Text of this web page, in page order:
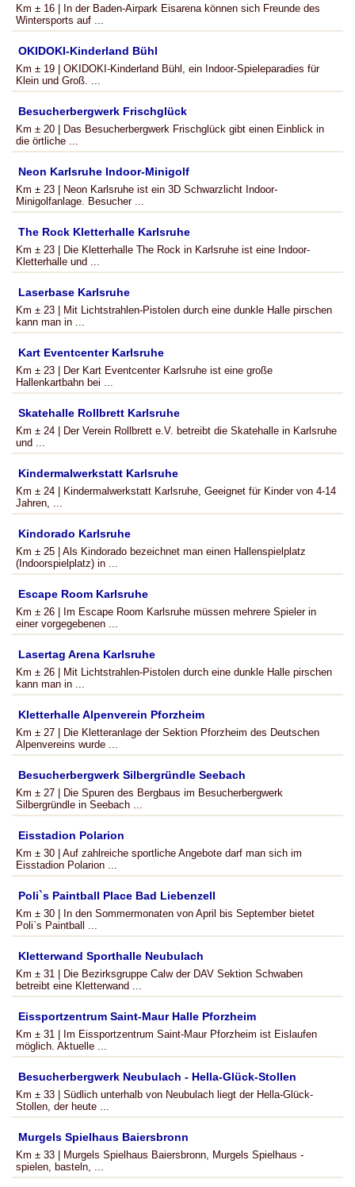
Km ± 16 | In der Baden-Airpark Eisarena können sich Freunde des
Wintersports auf ...
OKIDOKI-Kinderland Bühl
Km ± 19 | OKIDOKI-Kinderland Bühl, ein Indoor-Spieleparadies für
Klein und Groß. ...
Besucherbergwerk Frischglück
Km ± 20 | Das Besucherbergwerk Frischglück gibt einen Einblick in
die örtliche ...
Neon Karlsruhe Indoor-Minigolf
Km ± 23 | Neon Karlsruhe ist ein 3D Schwarzlicht Indoor-
Minigolfanlage. Besucher ...
The Rock Kletterhalle Karlsruhe
Km ± 23 | Die Kletterhalle The Rock in Karlsruhe ist eine Indoor-
Kletterhalle und ...
Laserbase Karlsruhe
Km ± 23 | Mit Lichtstrahlen-Pistolen durch eine dunkle Halle pirschen
kann man in ...
Kart Eventcenter Karlsruhe
Km ± 23 | Der Kart Eventcenter Karlsruhe ist eine große
Hallenkartbahn bei ...
Skatehalle Rollbrett Karlsruhe
Km ± 24 | Der Verein Rollbrett e.V. betreibt die Skatehalle in Karlsruhe
und ...
Kindermalwerkstatt Karlsruhe
Km ± 24 | Kindermalwerkstatt Karlsruhe, Geeignet für Kinder von 4-14
Jahren, ...
Kindorado Karlsruhe
Km ± 25 | Als Kindorado bezeichnet man einen Hallenspielplatz
(Indoorspielplatz) in ...
Escape Room Karlsruhe
Km ± 26 | Im Escape Room Karlsruhe müssen mehrere Spieler in
einer vorgegebenen ...
Lasertag Arena Karlsruhe
Km ± 26 | Mit Lichtstrahlen-Pistolen durch eine dunkle Halle pirschen
kann man in ...
Kletterhalle Alpenverein Pforzheim
Km ± 27 | Die Kletteranlage der Sektion Pforzheim des Deutschen
Alpenvereins wurde ...
Besucherbergwerk Silbergründle Seebach
Km ± 27 | Die Spuren des Bergbaus im Besucherbergwerk
Silbergründle in Seebach ...
Eisstadion Polarion
Km ± 30 | Auf zahlreiche sportliche Angebote darf man sich im
Eisstadion Polarion ...
Poli`s Paintball Place Bad Liebenzell
Km ± 30 | In den Sommermonaten von April bis September bietet
Poli`s Paintball ...
Kletterwand Sporthalle Neubulach
Km ± 31 | Die Bezirksgruppe Calw der DAV Sektion Schwaben
betreibt eine Kletterwand ...
Eissportzentrum Saint-Maur Halle Pforzheim
Km ± 31 | Im Eissportzentrum Saint-Maur Pforzheim ist Eislaufen
möglich. Aktuelle ...
Besucherbergwerk Neubulach - Hella-Glück-Stollen
Km ± 33 | Südlich unterhalb von Neubulach liegt der Hella-Glück-
Stollen, der heute ...
Murgels Spielhaus Baiersbronn
Km ± 33 | Murgels Spielhaus Baiersbronn, Murgels Spielhaus -
spielen, basteln, ...